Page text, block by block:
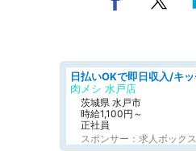
肉メシ 水戸店
茨城県 水戸市
時給1,100円～
正社員
スポンサー：求人ボックス